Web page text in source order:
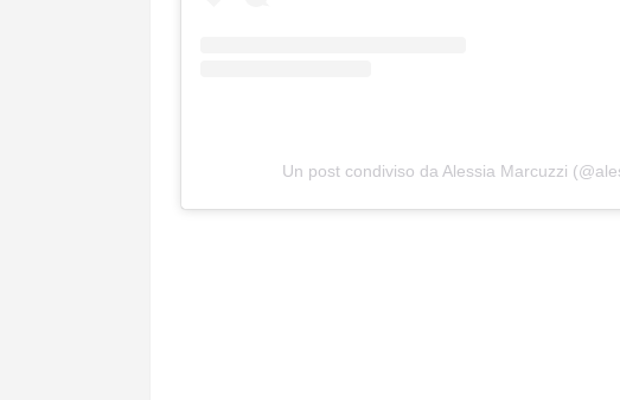
Un post condiviso da Alessia Marcuzzi